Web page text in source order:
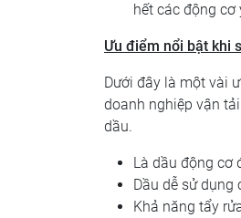
hết các động cơ
Ưu điểm nổi bật khi
Dưới đây là một vài
doanh nghiệp vận
dầu.
Là dầu động cơ
Dầu dễ sử
Khả năng tẩy